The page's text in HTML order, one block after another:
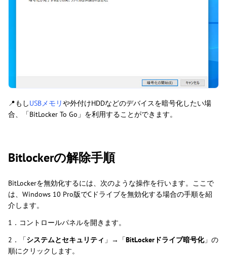
📍もしUSBメモリや外付けHDDなどのデバイスを暗号化したい場
合、「BitLocker To Go」を利用することができます。
Bitlockerの解除手順
BitLockerを無効化するには、次のような操作を行います。ここで
は、Windows 10 Pro版でCドライブを無効化する場合の手順を紹
介します。
1．コントロールパネルを開きます。
2．「システムとセキュリティ 」→「BitLockerドライブ暗号化」の
順にクリックします。